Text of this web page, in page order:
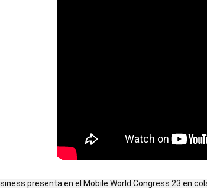
presenta en el Mobile World Congress 23 en